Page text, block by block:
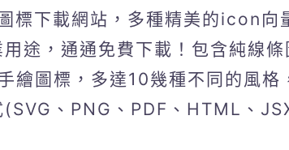
下載網站，多種精美的icon向
途，通通免費下載！包含純線
繪圖標，多達10幾種不同的風格
(SVG、PNG、PDF、HTML、